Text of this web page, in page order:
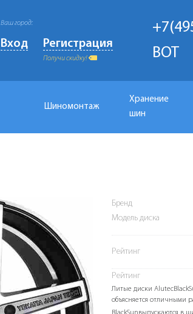
Ваш город:
Вход Регистрация
Получи скидку!
BOT
Шиномонтаж
Хранение
шин
Бренд
Модель диска
Рейтинг
Рейтинг
Литые диски
объясняется отличными